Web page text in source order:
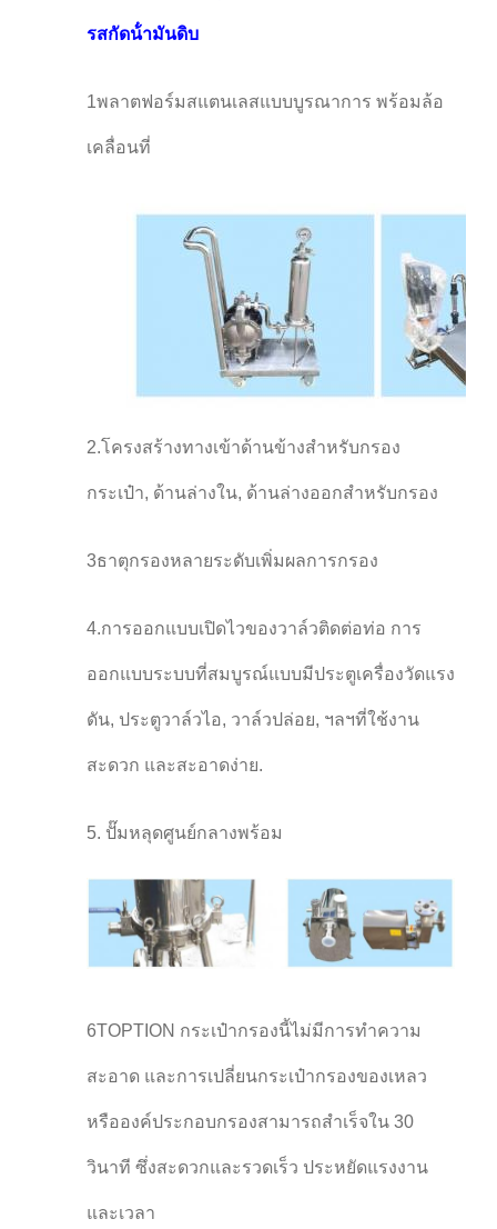
รสกัดน้ํามันดิบ
1พลาตฟอร์มสแตนเลสแบบบูรณาการ พร้อมล้อ
เคลื่อนที่
2.โครงสร้างทางเข้าด้านข้างสําหรับกรอง
กระเป๋า, ด้านล่างใน, ด้านล่างออกสําหรับกรอง
3ธาตุกรองหลายระดับเพิ่มผลการกรอง
4.การออกแบบเปิดไวของวาล์วติดต่อท่อ การ
ออกแบบระบบที่สมบูรณ์แบบมีประตูเครื่องวัดแรง
ดัน, ประตูวาล์วไอ, วาล์วปล่อย, ฯลฯที่ใช้งาน
สะดวก และสะอาดง่าย.
5. ปั๊มหลุดศูนย์กลางพร้อม
6TOPTION กระเป๋ากรองนี้ไม่มีการทําความ
สะอาด และการเปลี่ยนกระเป๋ากรองของเหลว
หรือองค์ประกอบกรองสามารถสําเร็จใน 30
วินาที ซึ่งสะดวกและรวดเร็ว ประหยัดแรงงาน
และเวลา